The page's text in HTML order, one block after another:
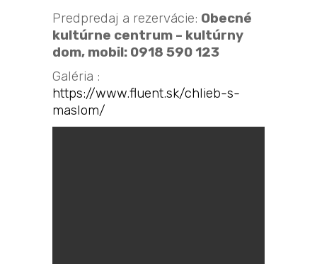
Predpredaj a rezervácie: Obecné
kultúrne centrum – kultúrny
dom, mobil: 0918 590 123
Galéria :
https://www.fluent.sk/chlieb-s-
maslom/